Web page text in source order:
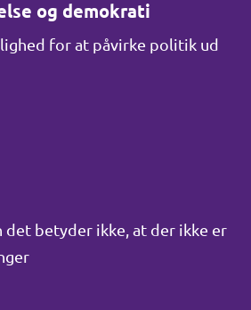
og demokrati
for at påvirke politik ud
det betyder ikke, at der ikke er